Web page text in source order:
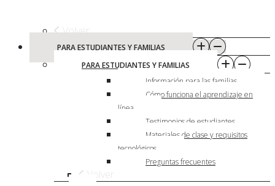
Volver
PARA ESTUDIANTES Y FAMILIAS
PARA ESTUDIANTES Y FAMILIAS
Información para las familias
Cómo funciona el aprendizaje en
línea
Testimonios de estudiantes
Materiales de clase y requisitos
tecnológicos
Preguntas frecuentes
Volver